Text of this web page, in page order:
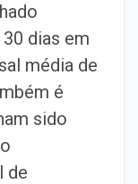
dias em
média de
é
sido
de